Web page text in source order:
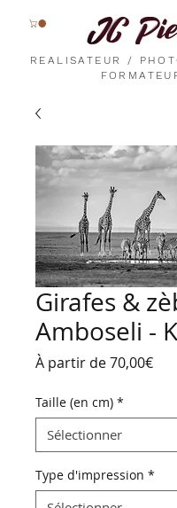
REALISATEUR /
Girafes &
Amboseli -
À partir de70,00€Prix
Taille (en cm) *
Type d'impression *